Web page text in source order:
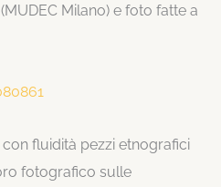
Milano) e foto fatte a
fluidità pezzi etnografici
fotografico sulle